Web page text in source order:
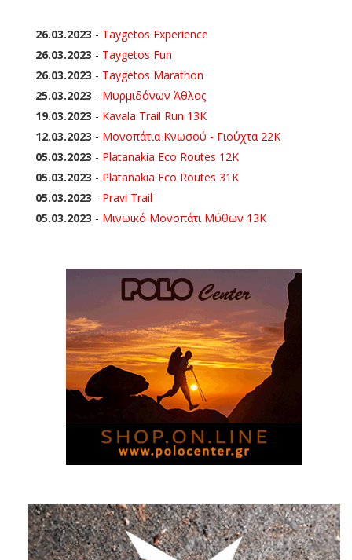
26.03.2023 - Taygetos Experience
26.03.2023 - Taygetos Fun
26.03.2023 - Taygetos Marathon
25.03.2023 - Μυρμιδόνων Άθλος
19.03.2023 - Kavala Trail Run 13K
12.03.2023 - Μονοπάτια Κνωσού - Γιούχτα 22Κ
05.03.2023 - Platanakia Eco Routes 12K
05.03.2023 - Platanakia Eco Routes 31K
05.03.2023 - Pravi Trail
05.03.2023 - Μινωικό Μονοπάτι Μύθων 13Κ